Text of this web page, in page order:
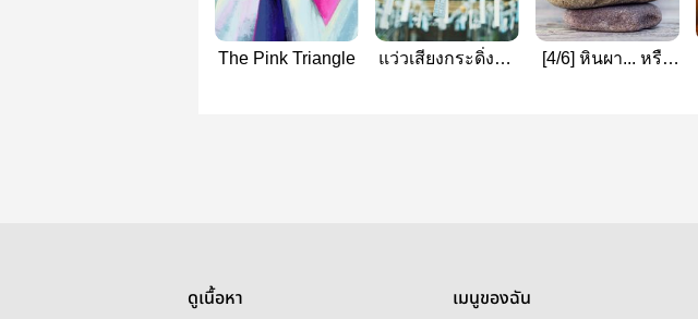
The Pink Triangle
แว่วเสียงกระดิ่งลม
[4/6] หินผา... หรือ
ดูเนื้อหา เมนูของฉัน